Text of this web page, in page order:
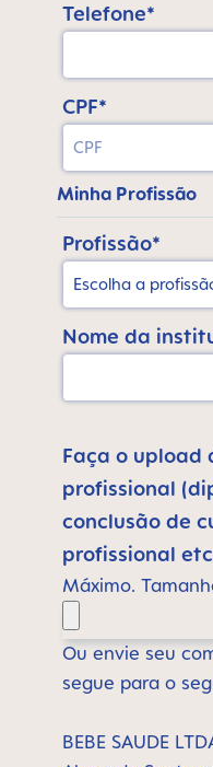
Telefone*
CPF*
Minha Profissão
Profissão*
Nome da
Faça o upload
profissional
conclusão de
profissional
Máximo.
Ou envie seu
segue para o
BEBE SAUDE